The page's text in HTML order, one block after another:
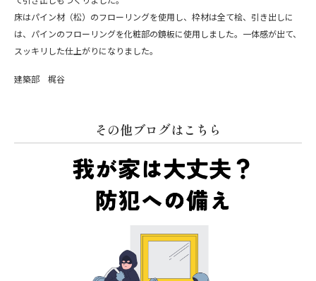
床はパイン材（松）のフローリングを使用し、枠材は全て桧、引き出しに
は、パインのフローリングを化粧部の鏡板に使用しました。一体感が出て、
スッキリした仕上がりになりました。
建築部 梶谷
その他ブログはこちら